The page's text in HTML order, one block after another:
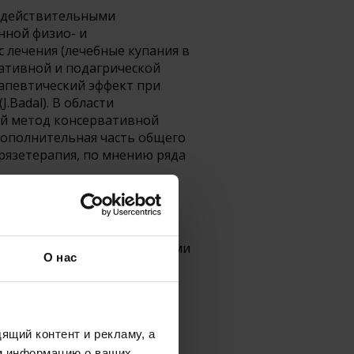
О нас
контент и рекламу, а
физио- и
(лечебные купания в
и подагрической
эффект при
В области
метод консервативной
часть общего
по мнению ряда
излечения),
со стойкими последствиями